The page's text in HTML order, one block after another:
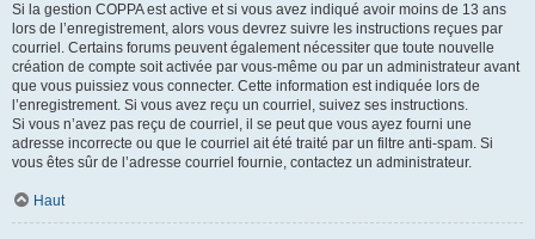
Si la gestion COPPA est active et si vous avez indiqué avoir moins de 13 ans
lors de l’enregistrement, alors vous devrez suivre les instructions reçues par
courriel. Certains forums peuvent également nécessiter que toute nouvelle
création de compte soit activée par vous-même ou par un administrateur avant
que vous puissiez vous connecter. Cette information est indiquée lors de
l’enregistrement. Si vous avez reçu un courriel, suivez ses instructions.
Si vous n’avez pas reçu de courriel, il se peut que vous ayez fourni une
adresse incorrecte ou que le courriel ait été traité par un filtre anti-spam. Si
vous êtes sûr de l’adresse courriel fournie, contactez un administrateur.
Haut